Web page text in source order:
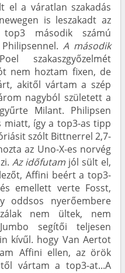
el a váratlan szakadás
is leszakadt az
második számú
A második
szakaszgyőzelmét
nem hoztam fixen, de
akitől vártam a szép
nagyból született a
Milant. Philipsen
így a top3-as tipp
szólt Bittnerrel 2,7-
az Uno-X-es norvég
Az időfutam jól sült el,
Affini beért a top3-
emellett verte Fosst,
nyerőembere
nem ültek, nem
segítői teljesen
kívűl. hogy Van Aertot
Affini ellen, az örök
vártam a top3-at...A